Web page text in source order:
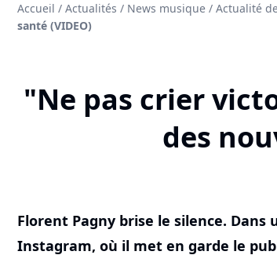
Accueil / Actualités / News musique / Actualité
santé (VIDEO)
"Ne pas crier
des
Florent Pagny brise le silence. Dans
Instagram, où il met en garde le